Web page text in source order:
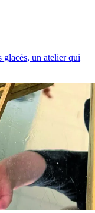
un atelier qui